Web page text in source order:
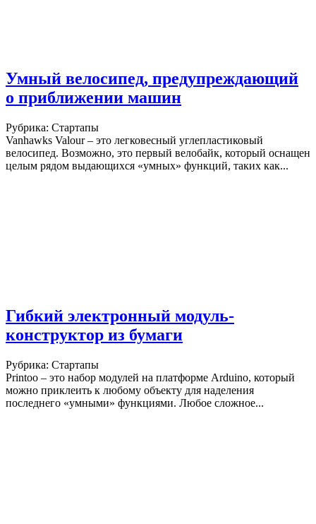
Умный велосипед, предупреждающий
о приближении машин
Рубрика: Стартапы
Vanhawks Valour – это легковесный углепластиковый
велосипед. Возможно, это первый велобайк, который оснащен
целым рядом выдающихся «умных» функций, таких как...
Гибкий электронный модуль-
конструктор из бумаги
Рубрика: Стартапы
Printoo – это набор модулей на платформе Arduino, который
можно приклеить к любому объекту для наделения
последнего «умными» функциями. Любое сложное...